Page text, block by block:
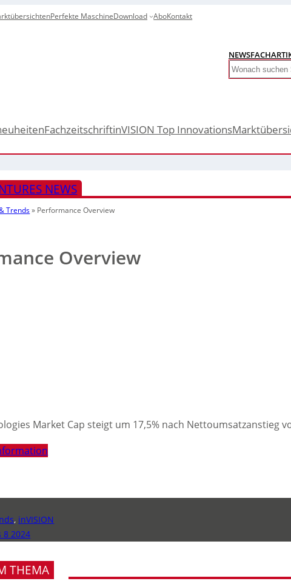
Perfekte MaschineDownload AboKontakt
NEWS
Search
FachzeitschriftinVISION Top Innovations
NEWS
Trends» Performance Overview
Overview
Market Cap steigt um 17,5% nach Nettoumsatzanstieg
, inVISION
8 2024
THEMA